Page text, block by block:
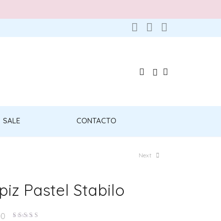
SALE CONTACTO
Next
Pastel Stabilo